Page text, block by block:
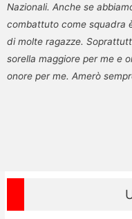
Nazionali. Anche se
combattuto come squadra
di molte ragazze.
sorella maggiore per me e
onore per me. Amerò